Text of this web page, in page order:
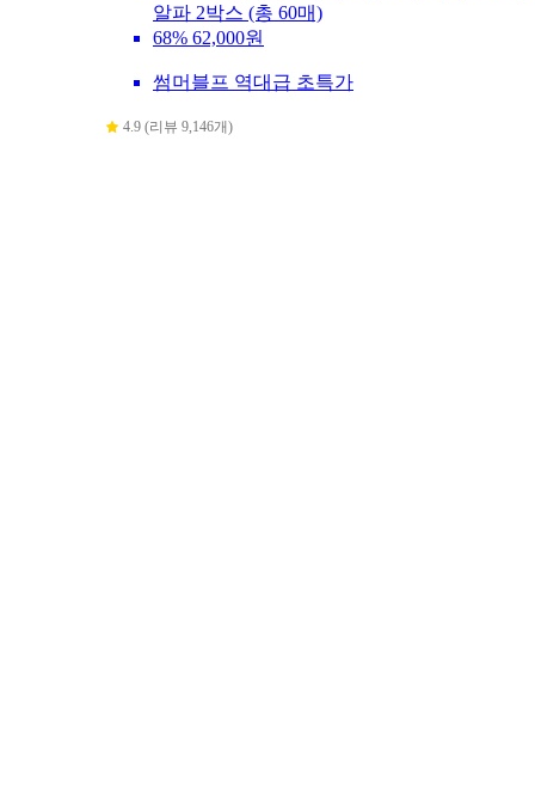
알파 2박스 (총 60매)
68% 62,000원
썸머블프 역대급 초특가
4.9 (리뷰 9,146개)